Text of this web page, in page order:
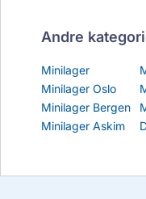
Andre
Minilager
Minilager Oslo
Minilager Bergen
Minilager Askim